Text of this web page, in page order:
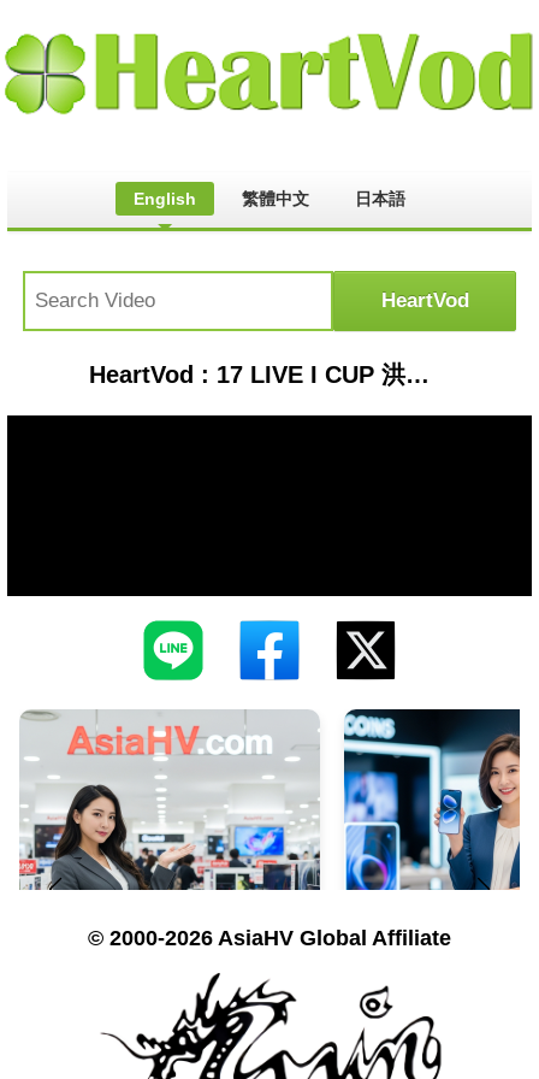
English 繁體中文 日本語
HeartVod : 17 LIVE I CUP 洪蓉 002
© 2000-2026 AsiaHV Global Affiliate